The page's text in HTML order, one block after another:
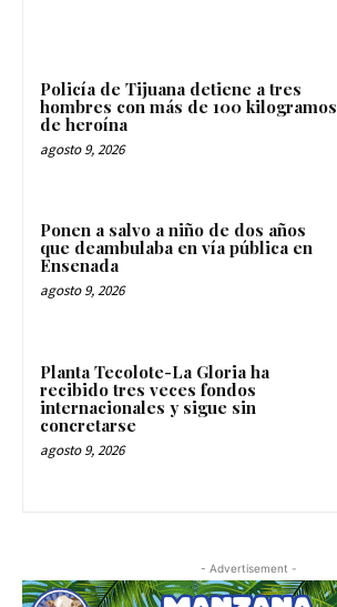
Policía de Tijuana detiene a tres
hombres con más de 100 kilogramos
de heroína
agosto 9, 2026
Ponen a salvo a niño de dos años
que deambulaba en vía pública en
Ensenada
agosto 9, 2026
Planta Tecolote-La Gloria ha
recibido tres veces fondos
internacionales y sigue sin
concretarse
agosto 9, 2026
- Advertisement -